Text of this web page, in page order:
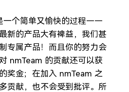
一个简单又愉快的过程——
新的产品大有裨益，我们甚
专属产品！而且你的努力会
nmTeam 的贡献还可以获
奖金；在加入 nmTeam 之
贡献，也不会受到批评。所